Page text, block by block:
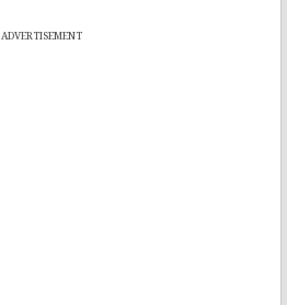
ADVERTISEMENT